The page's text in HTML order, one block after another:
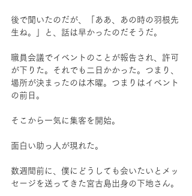
後で聞いたのだが、「ああ、あの時の羽根先
生ね。」と、話は早かったのだそうだ。
職員会議でイベントのことが報告され、許可
が下りた。それでも二日かかった。つまり、
場所が決まったのは木曜。つまりはイベント
の前日。
そこから一気に集客を開始。
面白い助っ人が現れた。
数週間前に、僕にどうしても会いたいとメッ
セージを送ってきた宮古島出身の下地さん。